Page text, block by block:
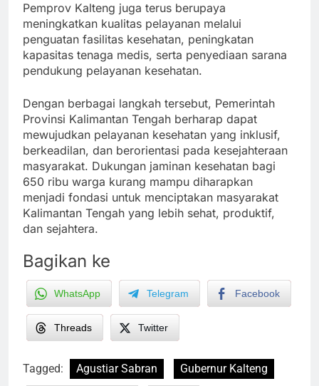
Pemprov Kalteng juga terus berupaya
meningkatkan kualitas pelayanan melalui
penguatan fasilitas kesehatan, peningkatan
kapasitas tenaga medis, serta penyediaan sarana
pendukung pelayanan kesehatan.
Dengan berbagai langkah tersebut, Pemerintah
Provinsi Kalimantan Tengah berharap dapat
mewujudkan pelayanan kesehatan yang inklusif,
berkeadilan, dan berorientasi pada kesejahteraan
masyarakat. Dukungan jaminan kesehatan bagi
650 ribu warga kurang mampu diharapkan
menjadi fondasi untuk menciptakan masyarakat
Kalimantan Tengah yang lebih sehat, produktif,
dan sejahtera.
Bagikan ke
WhatsApp Telegram Facebook
Threads Twitter
Tagged: Agustiar Sabran
Gubernur Kalteng